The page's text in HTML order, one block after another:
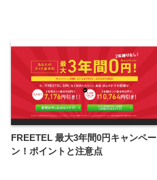
FREETEL 最大3年間0円キャンペー
ン！ポイントと注意点